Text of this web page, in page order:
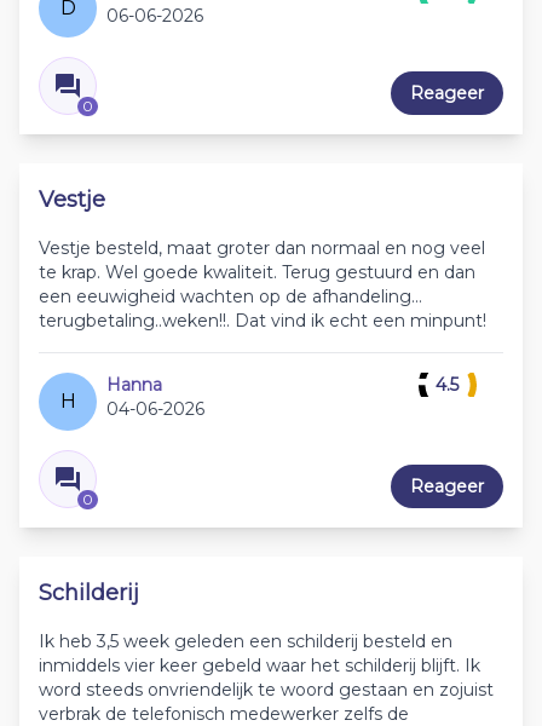
D
06-06-2026
0
Reageer
Vestje
Vestje besteld, maat groter dan normaal en nog veel
te krap. Wel goede kwaliteit. Terug gestuurd en dan
een eeuwigheid wachten op de afhandeling...
terugbetaling..weken!!. Dat vind ik echt een minpunt!
H
Hanna
04-06-2026
0
4.5
Reageer
Schilderij
Ik heb 3,5 week geleden een schilderij besteld en
inmiddels vier keer gebeld waar het schilderij blijft. Ik
word steeds onvriendelijk te woord gestaan en zojuist
verbrak de telefonisch medewerker zelfs de